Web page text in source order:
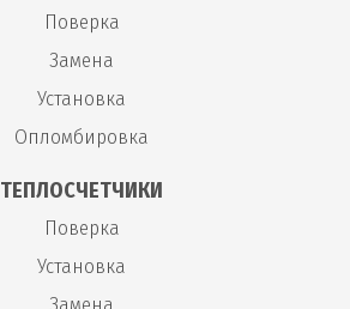
Поверка
Замена
Установка
Опломбировка
ТЕПЛОСЧЕТЧИКИ
Поверка
Установка